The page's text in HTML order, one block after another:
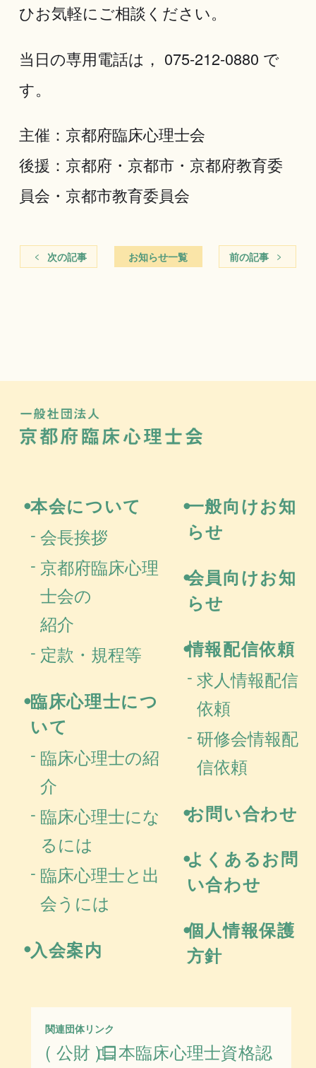
ひお気軽にご相談ください。
当日の専用電話は， 075-212-0880 で
す。
主催：京都府臨床心理士会
後援：京都府・京都市・京都府教育委
員会・京都市教育委員会
次の記事 お知らせ一覧 前の記事
本会について
会長挨拶
京都府臨床心理
士会の
紹介
定款・規程等
臨床心理士につ
いて
臨床心理士の紹
介
臨床心理士にな
るには
臨床心理士と出
会うには
入会案内
一般向けお知
らせ
会員向けお知
らせ
情報配信依頼
求人情報配信
依頼
研修会情報配
信依頼
お問い合わせ
よくあるお問
い合わせ
個人情報保護
方針
関連団体リンク
( 公財 )日本臨床心理士資格認